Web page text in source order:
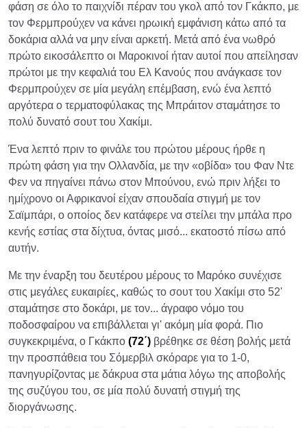
φάση σε όλο το παιχνίδι πέραν του γκολ από τον Γκάκπο, με
τον Φερμπρούχεν να κάνει ηρωική εμφάνιση κάτω από τα
δοκάρια αλλά να μην είναι αρκετή. Μετά από ένα νωθρό
πρώτο εικοσάλεπτο οι Μαροκινοί ήταν αυτοί που απείλησαν
πρώτοι με την κεφαλιά του Ελ Κανούς που ανάγκασε τον
Φερμπρούχεν σε μία μεγάλη επέμβαση, ενώ ένα λεπτό
αργότερα ο τερματοφύλακας της Μπράιτον σταμάτησε το
πολύ δυνατό σουτ του Χακίμι.
Ένα λεπτό πριν το φινάλε του πρώτου μέρους ήρθε η
πρώτη φάση για την Ολλανδία, με την «οβίδα» του Φαν Ντε
Φεν να πηγαίνει πάνω στον Μπούνου, ενώ πριν λήξει το
ημίχρονο οι Αφρικανοί είχαν σπουδαία στιγμή με τον
Σαϊμπάρι, ο οποίος δεν κατάφερε να στείλει την μπάλα προ
κενής εστίας στα δίχτυα, όντας μισό... εκατοστό πίσω από
αυτήν.
Με την έναρξη του δευτέρου μέρους το Μαρόκο συνέχισε
στις μεγάλες ευκαιρίες, καθώς το σουτ του Χακίμι στο 52'
σταμάτησε στο δοκάρι, με τον... άγραφο νόμο του
ποδοσφαίρου να επιβάλλεται γι' ακόμη μία φορά. Πιο
συγκεκριμένα, ο Γκάκπο (72΄) βρέθηκε σε θέση βολής μετά
την προσπάθεια του Σόμερβιλ σκόραρε για το 1-0,
πανηγυρίζοντας με δάκρυα στα μάτια λόγω της αποβολής
της συζύγου του, σε μία πολύ δυνατή στιγμή της
διοργάνωσης.